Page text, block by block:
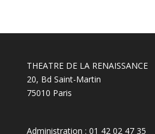
THEATRE DE LA RENAISSANCE
20, Bd Saint-Martin
75010 Paris
Administration : 01 42 02 47 35